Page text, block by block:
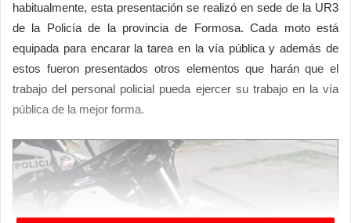
habitualmente, esta presentación se realizó en sede de la UR3
de la Policía de la provincia de Formosa. Cada moto está
equipada para encarar la tarea en la vía pública y además de
estos fueron presentados otros elementos que harán que el
trabajo del personal policial pueda ejercer su trabajo en la vía
pública de la mejor forma.